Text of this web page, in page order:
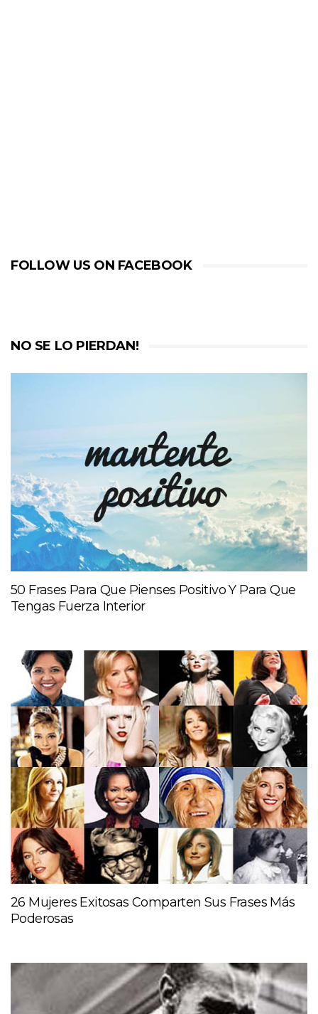
FOLLOW US ON FACEBOOK
NO SE LO PIERDAN!
50 Frases Para Que Pienses Positivo Y Para Que
Tengas Fuerza Interior
26 Mujeres Exitosas Comparten Sus Frases Más
Poderosas